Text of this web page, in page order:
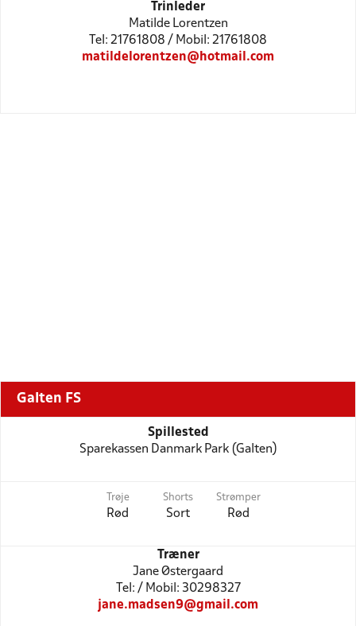
Trinleder
Matilde Lorentzen
Tel: 21761808 / Mobil: 21761808
matildelorentzen@hotmail.com
Galten FS
Spillested
Sparekassen Danmark Park (Galten)
Trøje
Rød
Shorts
Sort
Strømper
Rød
Træner
Jane Østergaard
Tel: / Mobil: 30298327
jane.madsen9@gmail.com